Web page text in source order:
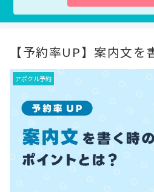
【予約率UP】案内文を
アポクル予約